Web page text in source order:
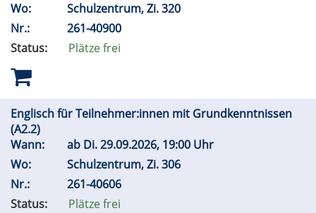
Wo:
Schulzentrum, Zi. 320
Nr.:
261-40900
Status:
Plätze frei
Englisch für Teilnehmer:innen mit Grundkenntnissen
(A2.2)
Wann:
ab Di.29.09.2026, 19:00 Uhr
Wo:
Schulzentrum, Zi. 306
Nr.:
261-40606
Status:
Plätze frei